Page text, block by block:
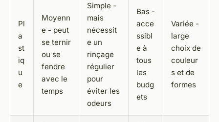
Pl
a
st
iq
u
e
Moyenn
e - peut
se ternir
ou se
fendre
avec le
temps
Simple -
mais
nécessit
e un
rinçage
régulier
pour
éviter les
odeurs
Bas -
acce
ssibl
e à
tous
les
budg
ets
Variée -
large
choix de
couleur
s et de
formes